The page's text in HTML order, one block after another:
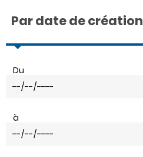
Par date de création
Du
à